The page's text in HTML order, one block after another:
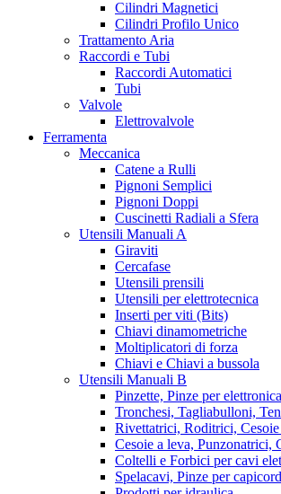
Cilindri Magnetici
Cilindri Profilo Unico
Trattamento Aria
Raccordi e Tubi
Raccordi Automatici
Tubi
Valvole
Elettrovalvole
Ferramenta
Meccanica
Catene a Rulli
Pignoni Semplici
Pignoni Doppi
Cuscinetti Radiali a Sfera
Utensili Manuali A
Giraviti
Cercafase
Utensili prensili
Utensili per elettrotecnica
Inserti per viti (Bits)
Chiavi dinamometriche
Moltiplicatori di forza
Chiavi e Chiavi a bussola
Utensili Manuali B
Pinzette, Pinze per elettronica
Tronchesi, Tagliabulloni,
Rivettatrici, Roditrici,
Cesoie a leva, Punzonatrici,
Coltelli e Forbici per cavi
Spelacavi, Pinze per